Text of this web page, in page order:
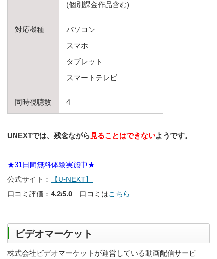
(個別課金作品含む)
対応機種
パソコン
スマホ
タブレット
スマートテレビ
同時視聴数 4
UNEXTでは、残念ながら 見ることはできないようです。
★31日間無料体験実施中★
公式サイト：
【U-NEXT】
口コミ評価： 4.2/5.0 口コミはこちら
ビデオマーケット
株式会社ビデオマーケットが運営している動画配信サービ